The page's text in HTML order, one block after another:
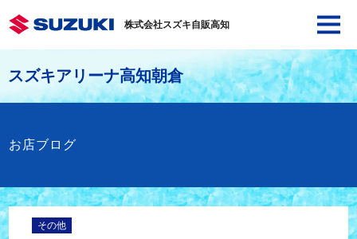
株式会社スズキ自販高知
スズキアリーナ高知朝倉
お店ブログ
その他